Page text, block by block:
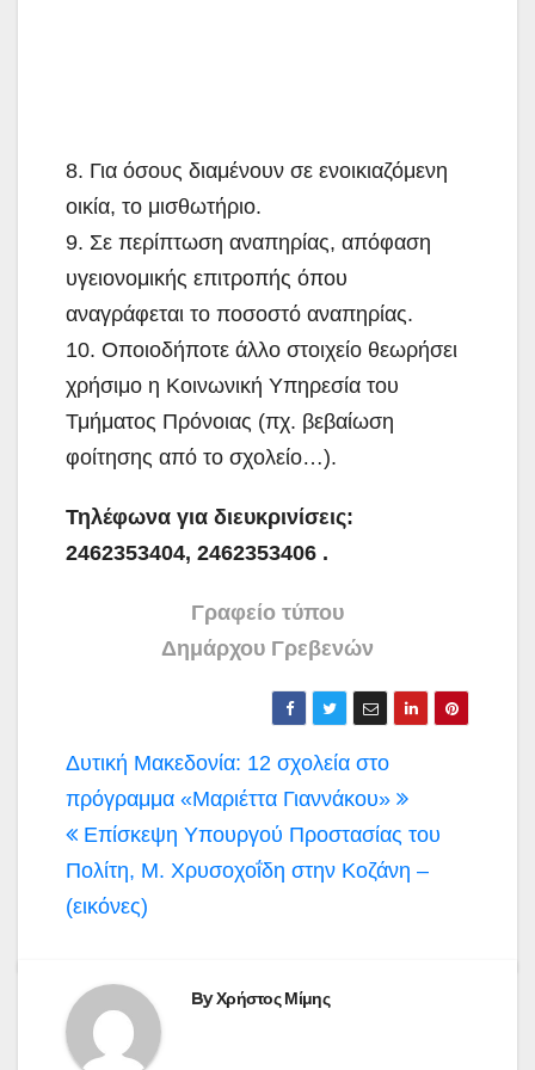
8. Για όσους διαμένουν σε ενοικιαζόμενη
οικία, το μισθωτήριο.
9. Σε περίπτωση αναπηρίας, απόφαση
υγειονομικής επιτροπής όπου
αναγράφεται το ποσοστό αναπηρίας.
10. Οποιοδήποτε άλλο στοιχείο θεωρήσει
χρήσιμο η Κοινωνική Υπηρεσία του
Τμήματος Πρόνοιας (πχ. βεβαίωση
φοίτησης από το σχολείο…).
Τηλέφωνα για διευκρινίσεις:
2462353404, 2462353406 .
Γραφείο τύπου
Δημάρχου Γρεβενών
Πλοήγηση
άρθρων
Δυτική Μακεδονία: 12 σχολεία στο
πρόγραμμα «Μαριέττα Γιαννάκου»
Επίσκεψη Υπουργού Προστασίας του
Πολίτη, Μ. Χρυσοχοΐδη στην Κοζάνη –
(εικόνες)
ByΧρήστος Μίμης